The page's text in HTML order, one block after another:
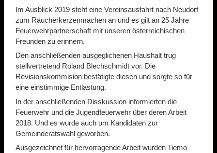
Im Ausblick 2019 steht eine Vereinsausfahrt nach Neudorf
zum Räucherkerzenmachen an und es gilt an 25 Jahre
Feuerwehrpartnerschaft mit unseren österreichischen
Freunden zu erinnern.
Den anschließenden ausgeglichenen Haushalt trug
stellvertretend Roland Blechschmidt vor. Die
Revisionskommision bestätigte diesen und sorgte so für
eine einstimmige Entlastung.
In der anschließenden Disskussion informierten die
Feuerwehr und die Jugendfeuerwehr über deren Arbeit
2018. Und es wurde auch um Kandidaten zur
Gemeinderatswahl geworben.
Ausgezeichnet für hervorragende Arbeit wurden Tiemo